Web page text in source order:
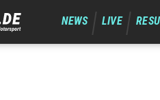
NEWS LIVE